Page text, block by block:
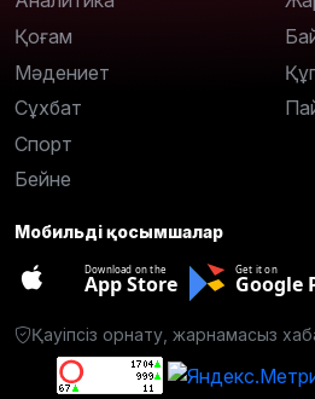
Қоғам
Мәдениет
Сұхбат
Спорт
Бейне
Мобильді қосымшалар
Download on the
App Store
Get it on
Google
Қауіпсіз орнату, жарнамасыз